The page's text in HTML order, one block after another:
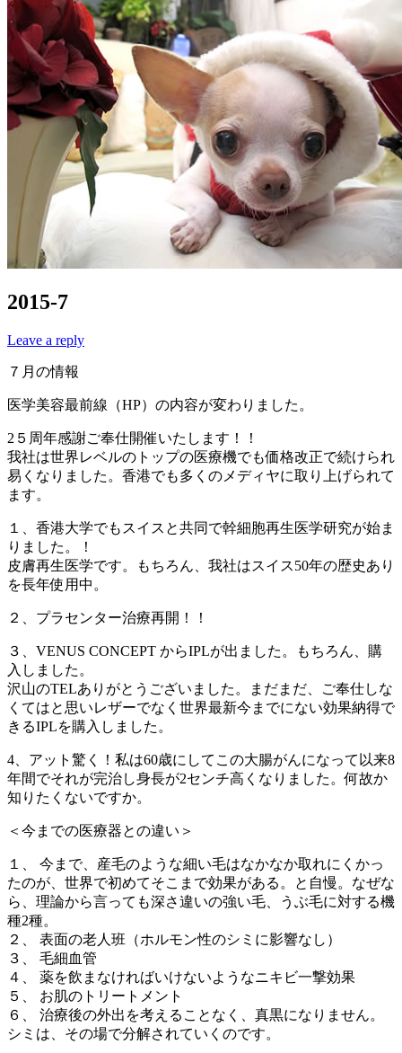
2015-7
Leave a reply
７月の情報
医学美容最前線（HP）の内容が変わりました。
2５周年感謝ご奉仕開催いたします！！
我社は世界レベルのトップの医療機でも価格改正で続けられ
易くなりました。香港でも多くのメディヤに取り上げられて
ます。
１、香港大学でもスイスと共同で幹細胞再生医学研究が始ま
りました。！
皮膚再生医学です。もちろん、我社はスイス50年の歴史あり
を長年使用中。
２、プラセンター治療再開！！
３、VENUS CONCEPT からIPLが出ました。もちろん、購
入しました。
沢山のTELありがとうございました。まだまだ、ご奉仕しな
くてはと思いレザーでなく世界最新今までにない効果納得で
きるIPLを購入しました。
4、アット驚く！私は60歳にしてこの大腸がんになって以来8
年間でそれが完治し身長が2センチ高くなりました。何故か
知りたくないですか。
＜今までの医療器との違い＞
１、 今まで、産毛のような細い毛はなかなか取れにくかっ
たのが、世界で初めてそこまで効果がある。と自慢。なぜな
ら、理論から言っても深さ違いの強い毛、うぶ毛に対する機
種2種。
２、 表面の老人班（ホルモン性のシミに影響なし）
３、 毛細血管
４、 薬を飲まなければいけないようなニキビ一撃効果
５、 お肌のトリートメント
６、 治療後の外出を考えることなく、真黒になりません。
シミは、その場で分解されていくのです。